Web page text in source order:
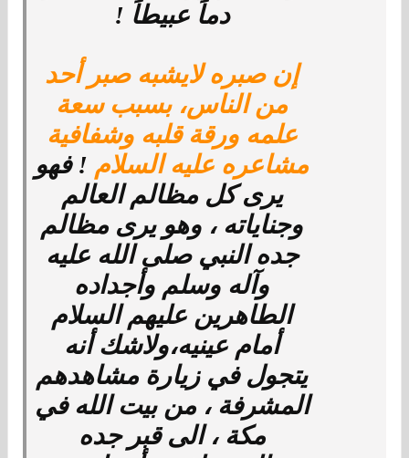
دماً عبيطاً !
إن صبره لايشبه صبر أحد
من الناس،بسبب سعة
علمه ورقةقلبه وشفافية
مشاعره عليه السلام ! فهو
يرى كل مظالم العالم
وجناياته ، وهو يرى مظالم
جده النبي صلى الله عليه
وآله وسلم وأجداده
الطاهرين عليهم السلام
أمام عينيه،ولاشك أنه
يتجول في زيارة مشاهدهم
المشرفة ، من بيت الله في
مكة ، الى قبر جده